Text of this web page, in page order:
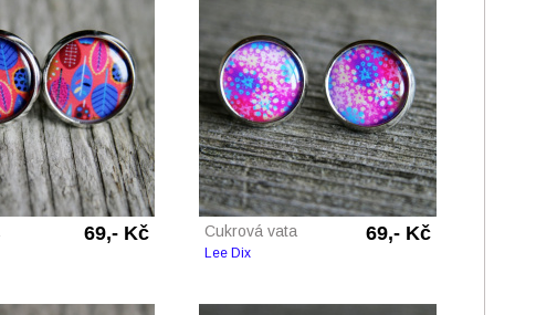
69,- Kč Cukrová vata 69,- Kč
Lee Dix